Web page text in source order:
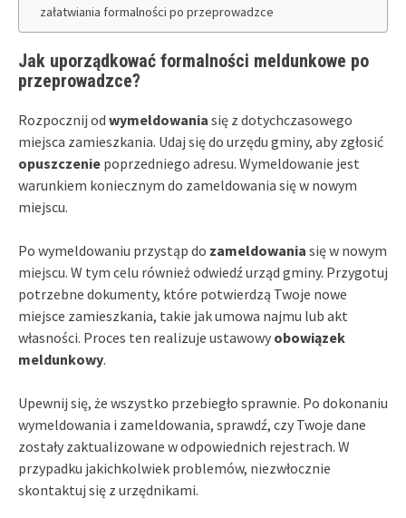
załatwiania formalności po przeprowadzce
Jak uporządkować formalności meldunkowe po
przeprowadzce?
Rozpocznij od wymeldowania się z dotychczasowego
miejsca zamieszkania. Udaj się do urzędu gminy, aby zgłosić
opuszczenie poprzedniego adresu. Wymeldowanie jest
warunkiem koniecznym do zameldowania się w nowym
miejscu.
Po wymeldowaniu przystąp do zameldowania się w nowym
miejscu. W tym celu również odwiedź urząd gminy. Przygotuj
potrzebne dokumenty, które potwierdzą Twoje nowe
miejsce zamieszkania, takie jak umowa najmu lub akt
własności. Proces ten realizuje ustawowy obowiązek
meldunkowy.
Upewnij się, że wszystko przebiegło sprawnie. Po dokonaniu
wymeldowania i zameldowania, sprawdź, czy Twoje dane
zostały zaktualizowane w odpowiednich rejestrach. W
przypadku jakichkolwiek problemów, niezwłocznie
skontaktuj się z urzędnikami.